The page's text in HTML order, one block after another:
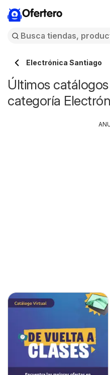
Ofertero
Electrónica Santiago
Últimos
categoría